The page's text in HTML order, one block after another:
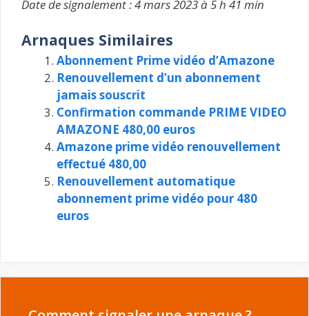
Date de signalement : 4 mars 2023 à 5 h 41 min
Arnaques Similaires
Abonnement Prime vidéo d’Amazone
Renouvellement d’un abonnement
jamais souscrit
Confirmation commande PRIME VIDEO
AMAZONE 480,00 euros
Amazone prime vidéo renouvellement
effectué 480,00
Renouvellement automatique
abonnement prime vidéo pour 480
euros